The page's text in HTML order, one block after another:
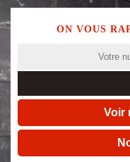
ON VOUS
Voir